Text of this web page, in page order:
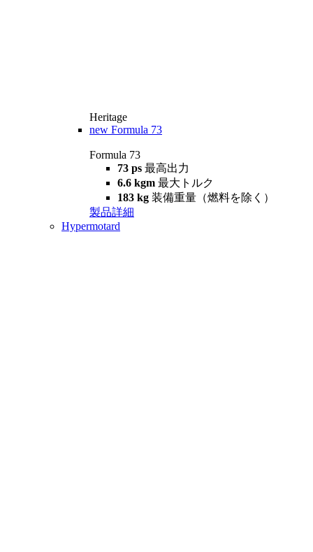
Heritage
new Formula 73
Formula 73
73 ps 最高出力
6.6 kgm 最大トルク
183 kg 装備重量（燃料を除く）
製品詳細
Hypermotard